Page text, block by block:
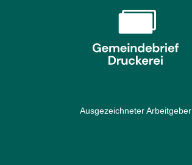
Ausgezeichneter Arbeitgeber